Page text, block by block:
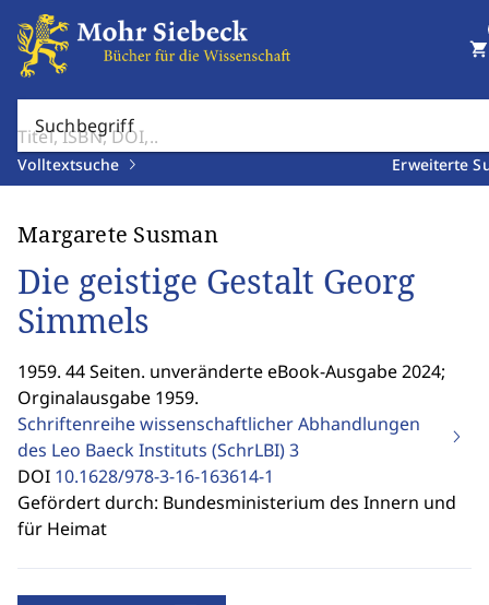
Suchbegriff
Volltextsuche Erweiterte
shopping_cart
Margarete Susman
Die geistige Gestalt Georg
Simmels
1959. 44 Seiten. unveränderte eBook-Ausgabe 2024;
Orginalausgabe 1959.
Schriftenreihe wissenschaftlicher Abhandlungen
des Leo Baeck Instituts (SchrLBI)3
DOI 10.1628/978-3-16-163614-1
Gefördert durch: Bundesministerium des Innern und
für Heimat